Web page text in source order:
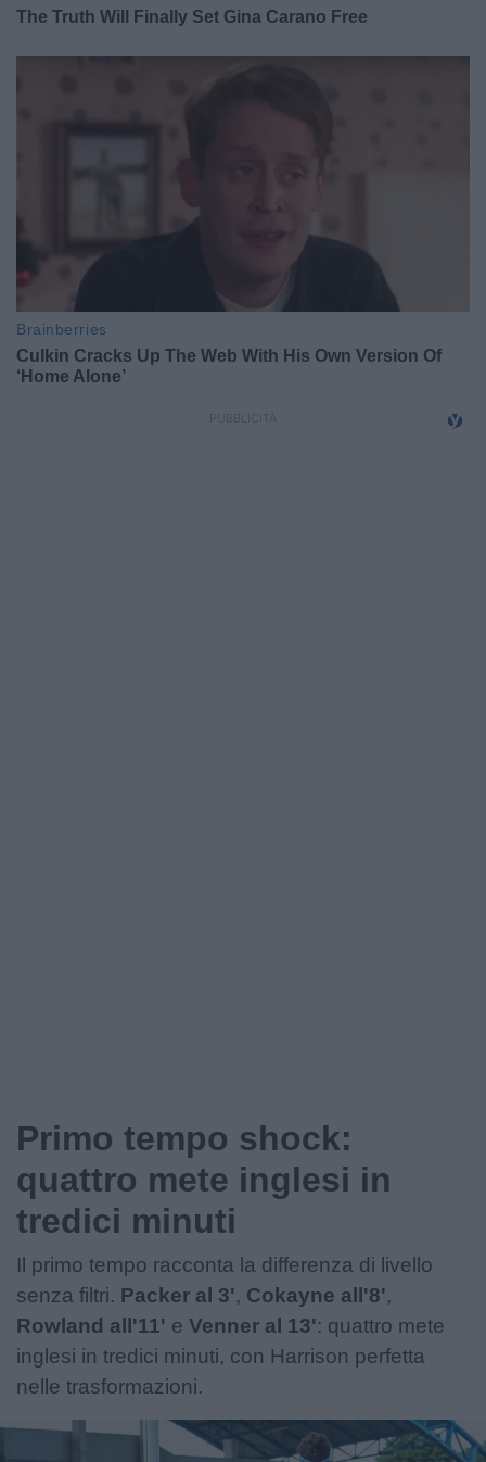
Primo tempo shock:
quattro mete inglesi in
tredici minuti
Il primo tempo racconta la differenza di livello
senza filtri. Packer al 3', Cokayne all'8',
Rowland all'11' e Venner al 13': quattro mete
inglesi in tredici minuti, con Harrison perfetta
nelle trasformazioni.